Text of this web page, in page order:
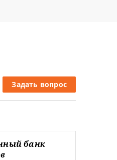
Задать вопрос
банк